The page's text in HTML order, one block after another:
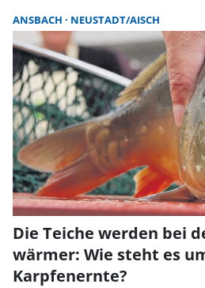
ANSBACH NEUSTADT/AISCH
Die Teiche werden bei
wärmer: Wie steht es
Karpfenernte?